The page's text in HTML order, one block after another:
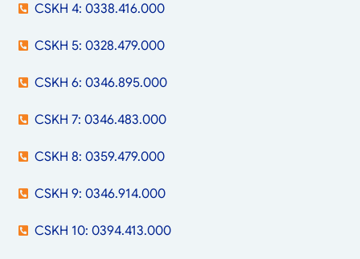
CSKH 4: 0338.416.000
CSKH 5: 0328.479.000
CSKH 6: 0346.895.000
CSKH 7: 0346.483.000
CSKH 8: 0359.479.000
CSKH 9: 0346.914.000
CSKH 10: 0394.413.000